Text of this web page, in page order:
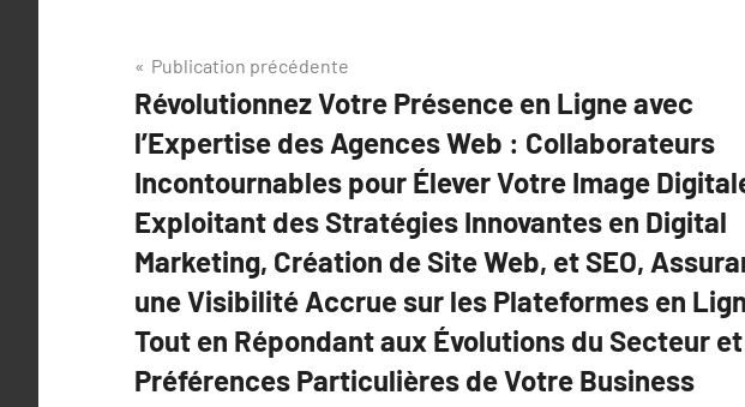
Navigation
de
l’article
Publication précédente
Révolutionnez Votre Présence en Ligne avec
l’Expertise des Agences Web : Collaborateurs
Incontournables pour Élever Votre Image
Exploitant des Stratégies Innovantes en Digital
Marketing, Création de Site Web, et SEO,
une Visibilité Accrue sur les Plateformes en
Tout en Répondant aux Évolutions du Secteur et
Préférences Particulières de Votre Business